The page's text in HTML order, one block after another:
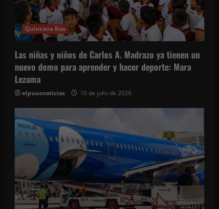
e
e
n
t
r
a
d
a
s
Quintana Roo
Las niñas y niños de Carlos A. Madrazo ya tienen un
nuevo domo para aprender y hacer deporte: Mara
Lezama
elpuucnoticias 10 de julio de 2026